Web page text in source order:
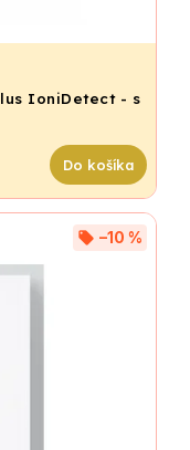
IoniDetect - s
Do košíka
–10 %